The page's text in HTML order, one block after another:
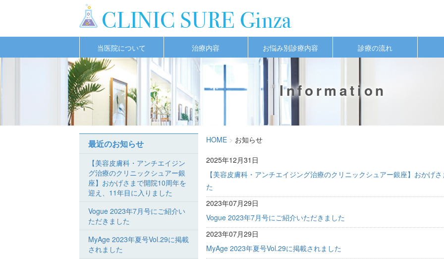
当医院について 治療内容 お悩み別診療内容 診療の流れ
Information
HOME お知らせ
2025年12月31日
【美容皮膚科・アンチエイジング治療のクリニックシュアー銀座】おかげ
た
2023年07月29日
Vogue 2023年7月号にご紹介いただきました
2023年07月29日
MyAge 2023年夏号Vol.29に掲載されました
最近のお知らせ
【美容皮膚科・アンチエイジン
グ治療のクリニックシュアー銀
座】おかげさまで開院10周年を
迎え、11年目に入りました
Vogue 2023年7月号にご紹介い
ただきました
MyAge 2023年夏号Vol.29に掲載
されました